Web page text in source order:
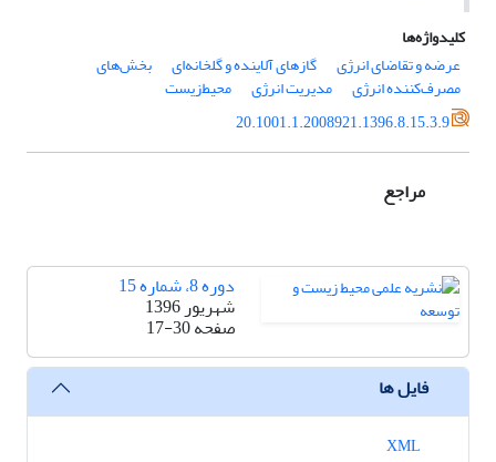
کلیدواژه‌ها
عرضه و تقاضای انرژی
گازهای آلاینده و گلخانه‌ای بخش‌های
مصرف‌کننده انرژی مدیریت انرژی
محیط‌زیست
20.1001.1.2008921.1396.8.15.3.9
مراجع
دوره 8، شماره 15
شهریور 1396
صفحه17-30
فایل ها